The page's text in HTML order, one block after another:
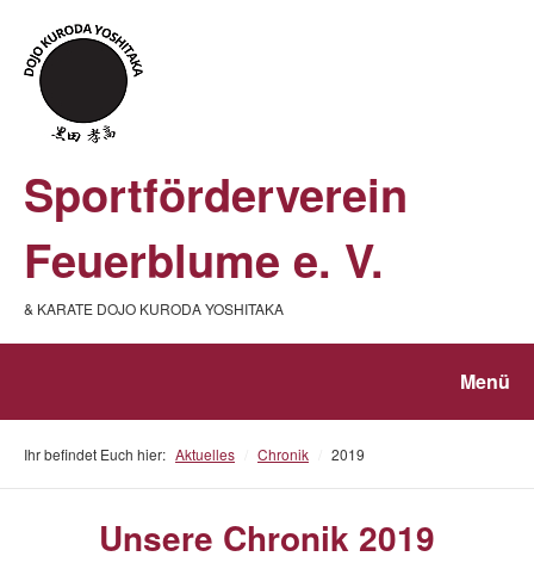
Sportförderverein
Feuerblume e. V.
& KARATE DOJO KURODA YOSHITAKA
Menü
Ihr befindet Euch hier: Aktuelles Chronik 2019
Unsere Chronik 2019